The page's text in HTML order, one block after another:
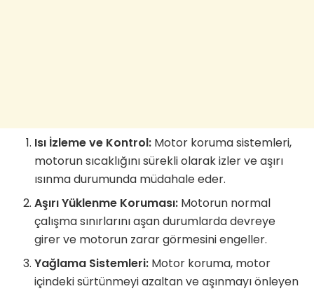
Isı İzleme ve Kontrol: Motor koruma sistemleri,
motorun sıcaklığını sürekli olarak izler ve aşırı
ısınma durumunda müdahale eder.
Aşırı Yüklenme Koruması: Motorun normal
çalışma sınırlarını aşan durumlarda devreye
girer ve motorun zarar görmesini engeller.
Yağlama Sistemleri: Motor koruma, motor
içindeki sürtünmeyi azaltan ve aşınmayı önleyen